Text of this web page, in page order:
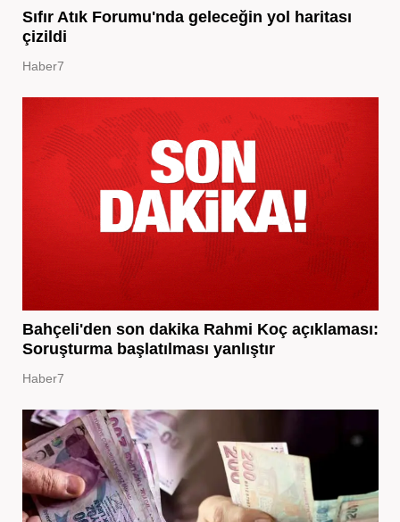
Sıfır Atık Forumu'nda geleceğin yol haritası
çizildi
Haber7
Bahçeli'den son dakika Rahmi Koç açıklaması:
Soruşturma başlatılması yanlıştır
Haber7